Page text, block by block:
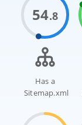
54.8
Has a
Sitemap.xml